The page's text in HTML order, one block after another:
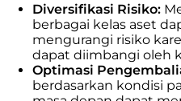
Diversifikasi Risiko:
berbagai kelas aset
mengurangi risiko
dapat diimbangi oleh
Optimasi
berdasarkan kondisi